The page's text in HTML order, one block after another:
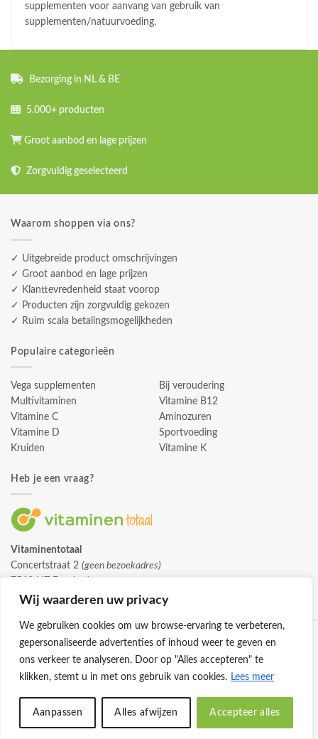
Wij waarderen uw privacy
We gebruiken cookies om uw browse-ervaring te verbeteren,
gepersonaliseerde advertenties of inhoud weer te geven en
ons verkeer te analyseren. Door op "Alles accepteren" te
klikken, stemt u in met ons gebruik van cookies. Lees meer
Aanpassen Alles afwijzen Accepteer alles
supplementen voor aanvang van gebruik van
supplementen/natuurvoeding.
Bezorging in NL & BE
5.000+ producten
Groot aanbod en lage prijzen
Zorgvuldig geselecteerd
Waarom shoppen via ons?
✓ Uitgebreide product omschrijvingen
✓ Groot aanbod en lage prijzen
✓ Klanttevredenheid staat voorop
✓ Producten zijn zorgvuldig gekozen
✓ Ruim scala betalingsmogelijkheden
Populaire categorieën
Vega supplementen
Multivitaminen
Vitamine C
Vitamine D
Kruiden
Bij veroudering
Vitamine B12
Aminozuren
Sportvoeding
Vitamine K
Heb je een vraag?
Vitaminentotaal
Concertstraat 2 (geen bezoekadres)
info@vitaminentotaal.nl
© 2026 -Vitaminentotaal.nl